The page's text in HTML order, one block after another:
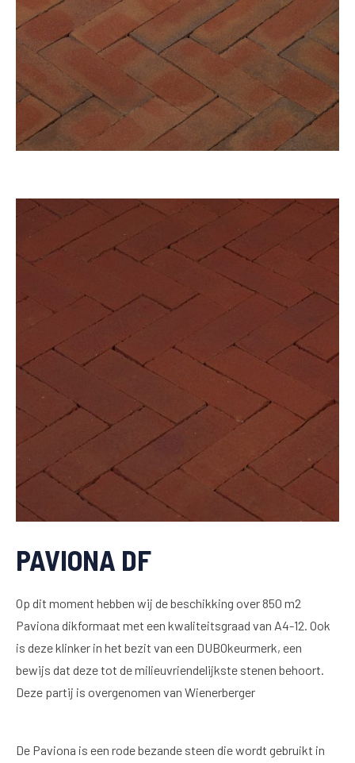
PAVIONA DF
Op dit moment hebben wij de beschikking over 850 m2
Paviona dikformaat met een kwaliteitsgraad van A4-12. Ook
is deze klinker in het bezit van een DUBOkeurmerk, een
bewijs dat deze tot de milieuvriendelijkste stenen behoort.
Deze partij is overgenomen van Wienerberger
De Paviona is een rode bezande steen die wordt gebruikt in